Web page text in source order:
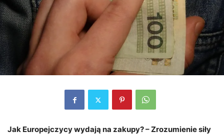
Jak Europejczycy wydają na zakupy? – Zrozumienie siły